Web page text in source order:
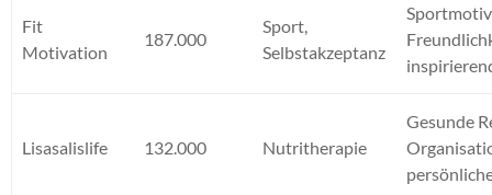
Fit
Motivation
187.000
Sport,
Selbstakzeptanz
Lisasalislife 132.000 Nutritherapie
Gesunde